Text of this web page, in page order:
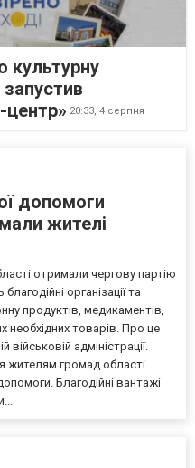
культурну
центр» 20:33, 4 серпня
допомоги
жителі
отримали чергову партію
організації та
продуктів, медикаментів,
необхідних товарів. Про це
адміністрації.
жителям громад області
Благодійні вантажі